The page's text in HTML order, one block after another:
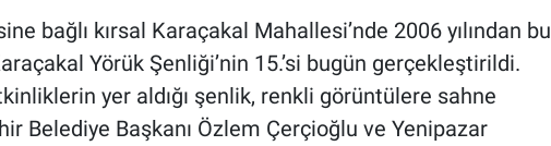
bağlı kırsal Karaçakal Mahallesi’nde 2006 yılından bu
Yörük Şenliği’nin 15.’si bugün gerçekleştirildi.
yer aldığı şenlik, renkli görüntülere sahne
Belediye Başkanı Özlem Çerçioğlu ve Yenipazar